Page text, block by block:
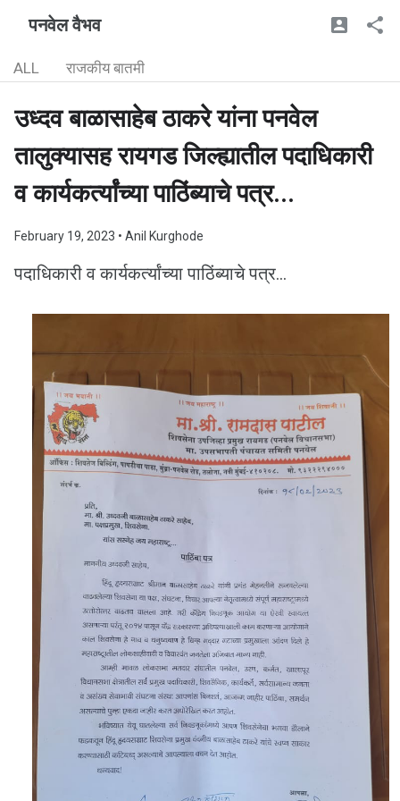
पनवेल वैभव
ALL राजकीय बातमी
उध्दव बाळासाहेब ठाकरे यांना पनवेल
तालुक्यासह रायगड जिल्ह्यातील पदाधिकारी
व कार्यकर्त्यांच्या पाठिंब्याचे पत्र...
February 19, 2023 • Anil Kurghode
पदाधिकारी व कार्यकर्त्यांच्या पाठिंब्याचे पत्र...